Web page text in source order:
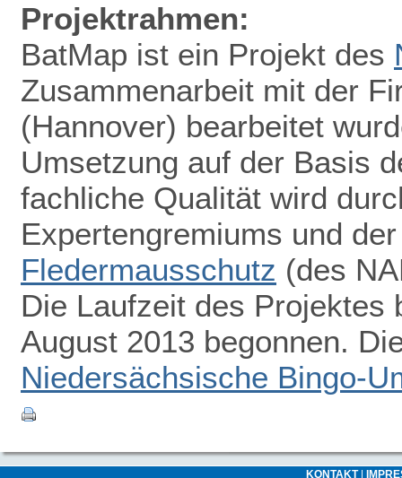
Projektrahmen:
BatMap ist ein Projekt des
Zusammenarbeit mit der
(Hannover) bearbeitet
Umsetzung auf der Basis
fachliche Qualität wird
Expertengremiums und
Fledermausschutz (des
Die Laufzeit des Projektes
August 2013 begonnen.
Niedersächsische Bingo-
KONTAKT|